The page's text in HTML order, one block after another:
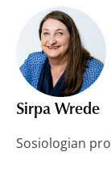
Sirpa Wrede
Sosiologian